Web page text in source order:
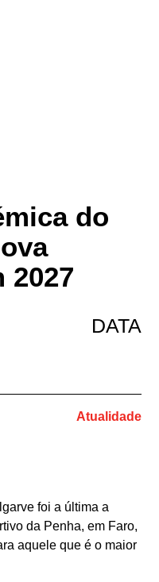
do
2027
DATA
Atualidade
foi a última a
da Penha, em Faro,
aquele que é o maior